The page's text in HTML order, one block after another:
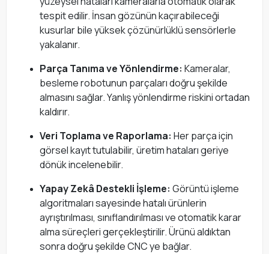
tespit edilir. İnsan gözünün kaçırabileceği
kusurlar bile yüksek çözünürlüklü sensörlerle
yakalanır.
Parça Tanıma ve Yönlendirme: Kameralar,
besleme robotunun parçaları doğru şekilde
almasını sağlar. Yanlış yönlendirme riskini ortadan
kaldırır.
Veri Toplama ve Raporlama: Her parça için
görsel kayıt tutulabilir, üretim hataları geriye
dönük incelenebilir.
Yapay Zekâ Destekli İşleme: Görüntü işleme
algoritmaları sayesinde hatalı ürünlerin
ayrıştırılması, sınıflandırılması ve otomatik karar
alma süreçleri gerçekleştirilir. Ürünü aldıktan
sonra doğru şekilde CNC ye bağlar.